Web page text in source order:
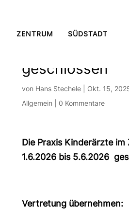
ZENTRUM SÜDSTADT
Praxis KIZ vom
geschlossen
von Hans Stechele| Okt. 15,
Allgemein
0 Kommentare
Die Praxis Kinderärzte
1.6.2026 bis 5.6.2026
Vertretung übernehmen: